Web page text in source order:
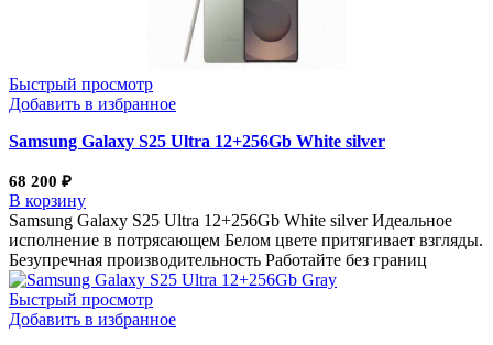
Быстрый просмотр
Добавить в избранное
Samsung Galaxy S25 Ultra 12+256Gb White silver
68 200 ₽
В корзину
Samsung Galaxy S25 Ultra 12+256Gb White silver Идеальное
исполнение в потрясающем Белом цвете притягивает взгляды.
Безупречная производительность Работайте без границ
Быстрый просмотр
Добавить в избранное